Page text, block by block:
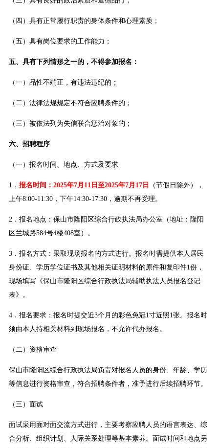
（四）具有正常履行职责的身体条件和心理素质；
（五）具有岗位要求的工作能力；
五、具有下列情形之一的，不得参加报名：
（一）品性不端正，有违法违纪的；
（二）法律法规规定不符合应聘条件的；
（三）被依法列为失信联合惩治对象的；
六、招聘程序
（一）报名时间、地点、方式及要求
1． 报名时间：2025年7月11日至2025年7月17日
（节假日除外），
上午8:00-11:30，下午14:30-17:30，逾期不再受理。
2．报名地点：保山市隆阳区综合行政执法局办公室（地址：隆阳
区兰城路584号4楼408室）。
3．报名方式：采取现场报名的方式进行。报名时需提供本人居民
身份证、学历学位证书及其他相关证明材料的原件和复印件1份，
现场填写《保山市隆阳区综合行政执法局辅助执法人员报名登记
表》。
4．报名要求：报名时提交近3个月的彩色免冠1寸近照1张。报名时
须由本人持相关材料到现场报名，不允许代办报名。
（二）资格审查
保山市隆阳区综合行政执法局负责对报名人员的身份、年龄、学历
等信息进行资格审查，符合招聘条件者，准予进行后续招聘环节。
（三）面试
面试采用面对面交流方式进行，主要考察应聘人员的语言表达、综
合分析、组织计划、人际关系处理等基本素养。面试时间和地点另